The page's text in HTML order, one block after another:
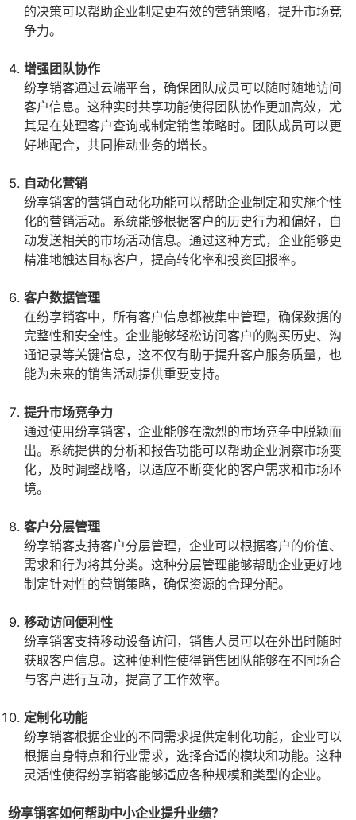
的决策可以帮助企业制定更有效的营销策略，提升市场竞
争力。
增强团队协作
纷享销客通过云端平台，确保团队成员可以随时随地访问
客户信息。这种实时共享功能使得团队协作更加高效，尤
其是在处理客户查询或制定销售策略时。团队成员可以更
好地配合，共同推动业务的增长。
自动化营销
纷享销客的营销自动化功能可以帮助企业制定和实施个性
化的营销活动。系统能够根据客户的历史行为和偏好，自
动发送相关的市场活动信息。通过这种方式，企业能够更
精准地触达目标客户，提高转化率和投资回报率。
客户数据管理
在纷享销客中，所有客户信息都被集中管理，确保数据的
完整性和安全性。企业能够轻松访问客户的购买历史、沟
通记录等关键信息，这不仅有助于提升客户服务质量，也
能为未来的销售活动提供重要支持。
提升市场竞争力
通过使用纷享销客，企业能够在激烈的市场竞争中脱颖而
出。系统提供的分析和报告功能可以帮助企业洞察市场变
化，及时调整战略，以适应不断变化的客户需求和市场环
境。
客户分层管理
纷享销客支持客户分层管理，企业可以根据客户的价值、
需求和行为将其分类。这种分层管理能够帮助企业更好地
制定针对性的营销策略，确保资源的合理分配。
移动访问便利性
纷享销客支持移动设备访问，销售人员可以在外出时随时
获取客户信息。这种便利性使得销售团队能够在不同场合
与客户进行互动，提高了工作效率。
定制化功能
纷享销客根据企业的不同需求提供定制化功能，企业可以
根据自身特点和行业需求，选择合适的模块和功能。这种
灵活性使得纷享销客能够适应各种规模和类型的企业。
纷享销客如何帮助中小企业提升业绩？